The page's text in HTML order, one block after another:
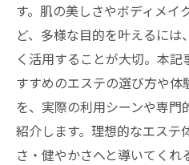
す。肌の美しさやボディメイ
ど、多様な目的を叶えるに
く活用することが大切。本
すすめのエステの選び方や
を、実際の利用シーンや専
紹介します。理想的なエステ
さ・健やかさへと導いてくれ